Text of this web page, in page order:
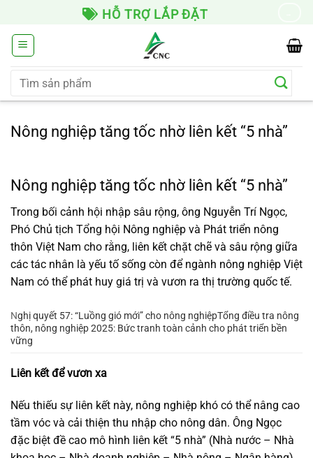
dung
HỖ TRỢ LẮP ĐẶT
Tìm
Nông nghiệp tăng tốc nhờ liên kết “5 nhà”
Nông nghiệp tăng tốc nhờ liên kết “5 nhà”
Trong bối cảnh hội nhập sâu rộng, ông Nguyễn Trí Ngọc,
Phó Chủ tịch Tổng hội Nông nghiệp và Phát triển nông
thôn Việt Nam cho rằng, liên kết chặt chẽ và sâu rộng giữa
các tác nhân là yếu tố sống còn để ngành nông nghiệp Việt
Nam có thể phát huy giá trị và vươn ra thị trường quốc tế.
Nghị quyết 57: “Luồng gió mới” cho nông nghiệpTổng điều tra nông
thôn, nông nghiệp 2025: Bức tranh toàn cảnh cho phát triển bền
vững
Liên kết để vươn xa
Nếu thiếu sự liên kết này, nông nghiệp khó có thể nâng cao
tầm vóc và cải thiện thu nhập cho nông dân. Ông Ngọc
đặc biệt đề cao mô hình liên kết “5 nhà” (Nhà nước – Nhà